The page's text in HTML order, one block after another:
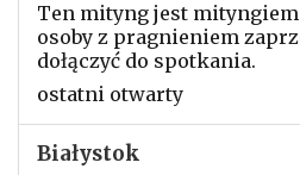
Ten mityng jest
osoby z pragnieniem
dołączyć do spotkania.
ostatni otwarty
Białystok